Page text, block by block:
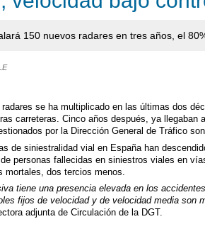
150 nuevos radares en tres años, el
se ha multiplicado en las últimas dos
carreteras. Cinco años después, ya
por la Dirección General de Tráfico
de siniestralidad vial en España han
personas fallecidas en siniestros viales en
mortales, dos tercios menos.
tiene una presencia elevada en los
fijos de velocidad y de velocidad media son
adjunta de Circulación de la DGT.